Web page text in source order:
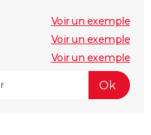
Voir un exemple
Voir un exemple
Voir un exemple